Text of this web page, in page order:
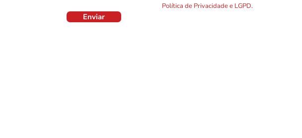
Política de Privacidade e LGPD.
Enviar